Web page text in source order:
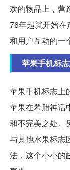
欢的物品上，营
76年起就开始
和用户互动的一
苹果手机标
苹果手机标志上
苹果在希腊神话
和不完美之处。
与其他水果标志
法，这个小小的